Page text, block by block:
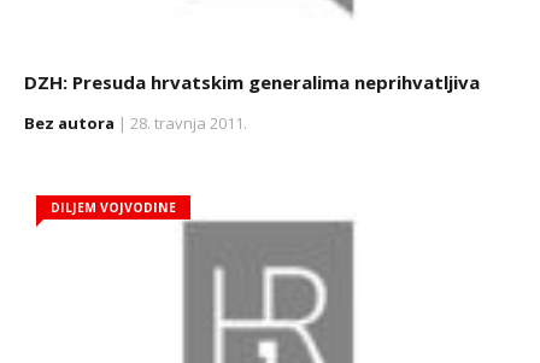
DZH: Presuda hrvatskim generalima neprihvatljiva
Bez autora | 28. travnja 2011.
DILJEM VOJVODINE